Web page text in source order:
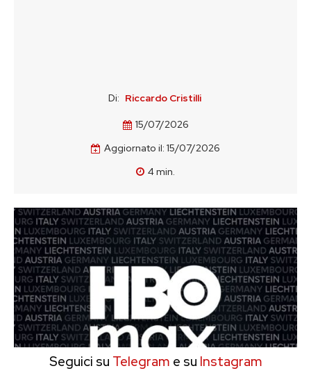
Di: Riccardo Cristilli
15/07/2026
Aggiornato il: 15/07/2026
4min.
Seguici su Telegram e su Instagram